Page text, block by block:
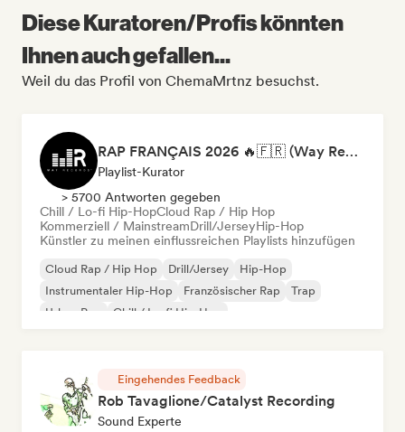
Diese Kuratoren/Profis könnten
Ihnen auch gefallen...
Weil du das Profil von ChemaMrtnz besuchst.
RAP FRANÇAIS 2026 🔥🇫🇷 (Way Records)
Playlist-Kurator
> 5700 Antworten gegeben
Chill / Lo-fi Hip-HopCloud Rap / Hip Hop
Kommerziell / MainstreamDrill/JerseyHip-Hop
Künstler zu meinen einflussreichen Playlists hinzufügen
Cloud Rap / Hip Hop Drill/Jersey
Hip-Hop
Instrumentaler Hip-Hop
Französischer Rap
Trap
Urban Pop
Chill / Lo-fi Hip-Hop
Eingehendes Feedback
Rob Tavaglione/Catalyst Recording
Sound Experte